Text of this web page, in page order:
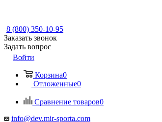
8 (800) 350-10-95
Заказать звонок
Задать вопрос
Войти
Корзина0
Отложенные0
Сравнение товаров0
info@dev.mir-sporta.com